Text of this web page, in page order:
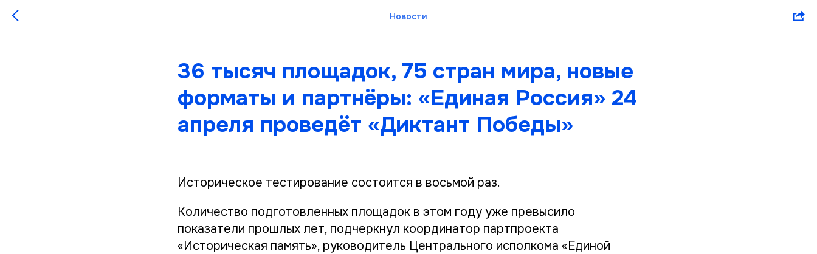
Новости
36 тысяч площадок, 75 стран мира, новые
форматы и партнёры: «Единая Россия» 24
апреля проведёт «Диктант Победы»
Историческое тестирование состоится в восьмой раз.
Количество подготовленных площадок в этом году уже превысило
показатели прошлых лет, подчеркнул координатор партпроекта
«Историческая память», руководитель Центрального исполкома «Единой